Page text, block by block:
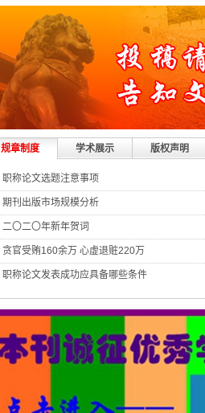
规章制度 学术展示 版权声明
职称论文选题注意事项
期刊出版市场规模分析
二〇二〇年新年贺词
贪官受贿160余万 心虚退赃220万
职称论文发表成功应具备哪些条件